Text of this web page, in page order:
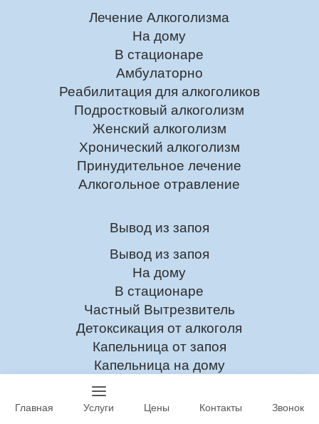
Лечение Алкоголизма
На дому
В стационаре
Амбулаторно
Реабилитация для алкоголиков
Подростковый алкоголизм
Женский алкоголизм
Хронический алкоголизм
Принудительное лечение
Алкогольное отравление
Вывод из запоя
Вывод из запоя
На дому
В стационаре
Частный Вытрезвитель
Детоксикация от алкоголя
Капельница от запоя
Капельница на дому
Капельница при интоксикации
Капельница от похмелья
Главная Услуги Цены Контакты Звонок